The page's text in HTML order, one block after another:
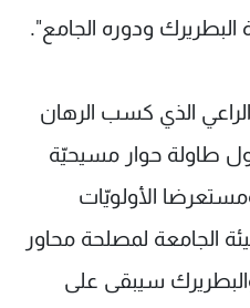
البطريرك ودوره الجامع".
الذي كسب الرهان
طاولة حوار مسيحيّة
الأولويّات
الجامعة لمصلحة محاور
والبطريرك سيبقى على